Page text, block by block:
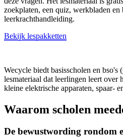
zoekplaten, een quiz, werkbladen en
leerkrachthandleiding.
Bekijk lespakketten
Wecycle biedt basisscholen en bso's
lesmateriaal dat leerlingen leert over
kleine elektrische apparaten, spaar-
Waarom scholen
De bewustwording rondom